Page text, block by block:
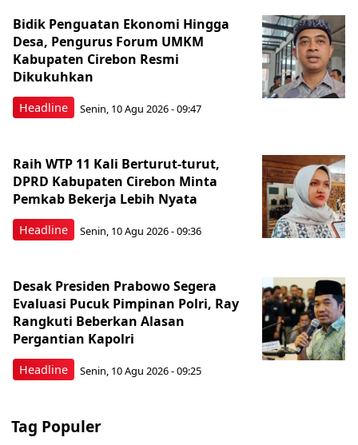
Headline
Bidik Penguatan Ekonomi Hingga
Desa, Pengurus Forum UMKM
Kabupaten Cirebon Resmi
Dikukuhkan
Senin, 10 Agu 2026 - 09:47
Headline
Raih WTP 11 Kali Berturut-turut,
DPRD Kabupaten Cirebon Minta
Pemkab Bekerja Lebih Nyata
Senin, 10 Agu 2026 - 09:36
Headline
Desak Presiden Prabowo Segera
Evaluasi Pucuk Pimpinan Polri, Ray
Rangkuti Beberkan Alasan
Pergantian Kapolri
Senin, 10 Agu 2026 - 09:25
Tag Populer